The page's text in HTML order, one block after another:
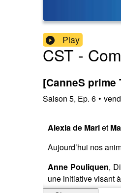
Play
CST -
[CanneS prime
Saison 5, Ep. 6 •
Alexia de Mariet
Aujourd’hui nos
Anne Pouliquen,
une initiative visant